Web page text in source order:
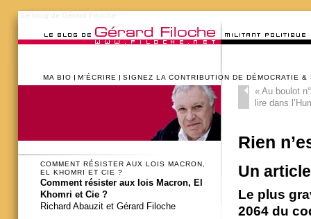
MA BIO M’ÉCRIRE SIGNEZ LA CONTRIBUTION DE DÉMOCRATIE &
«Au boulot
lire dans
Rien
Un
Le plus
2064 du
COMMENT RÉSISTER AUX LOIS MACRON,
EL KHOMRI ET CIE ?
Comment résister aux lois Macron, El
Khomri et Cie ?
Richard Abauzit et Gérard Filoche